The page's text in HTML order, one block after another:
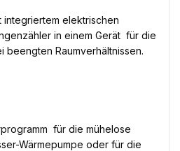
integriertem elektrischen
in einem Gerät  für die
beengten Raumverhältnissen.
 für die mühelose
Wärmepumpe oder für die